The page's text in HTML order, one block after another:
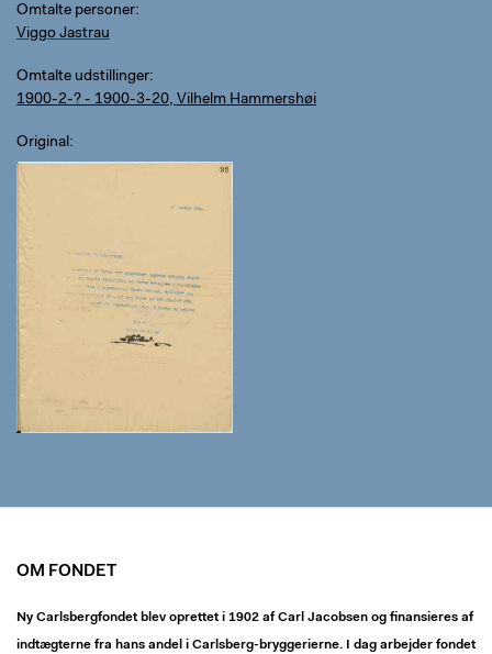
Omtalte personer
Viggo Jastrau
Omtalte udstillinger
1900-2-? - 1900-3-20, Vilhelm Hammershøi
Original
OM FONDET
Ny Carlsbergfondet blev oprettet i 1902 af Carl Jacobsen og finansieres af
indtægterne fra hans andel i Carlsberg-bryggerierne. I dag arbejder fondet